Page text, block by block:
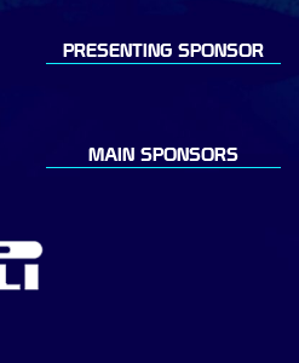
PRESENTING SPONSOR
MAIN SPONSORS